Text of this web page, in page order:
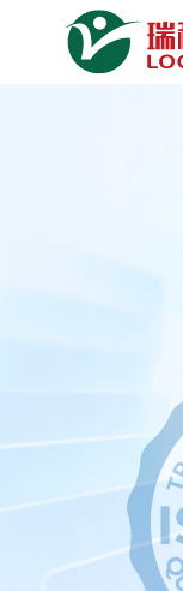
上海翻译公